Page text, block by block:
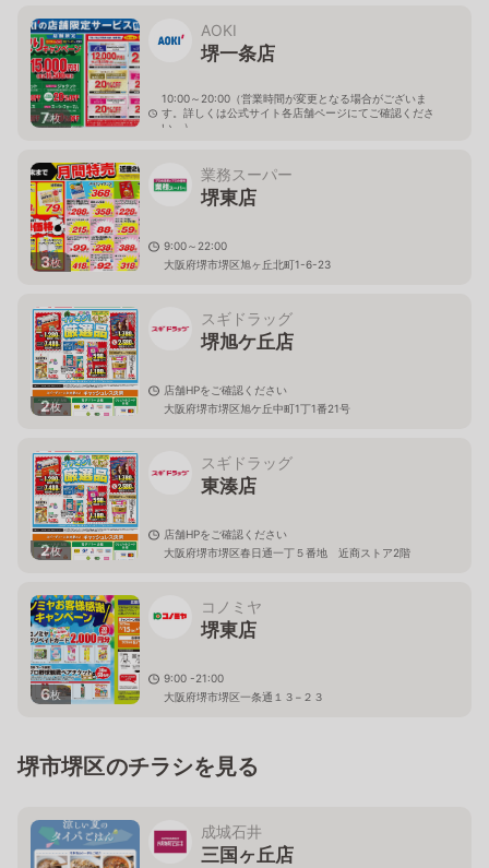
7枚
AOKI
堺一条店
10:00～20:00（営業時間が変更となる場合がございま
す。詳しくは公式サイト各店舗ページにてご確認くださ
い。）
3枚
業務スーパー
堺東店
9:00～22:00
大阪府堺市堺区旭ヶ丘北町1-6-23
2枚
スギドラッグ
堺旭ケ丘店
店舗HPをご確認ください
大阪府堺市堺区旭ケ丘中町1丁1番21号
2枚
スギドラッグ
東湊店
店舗HPをご確認ください
大阪府堺市堺区春日通一丁５番地 近商ストア2階
6枚
コノミヤ
堺東店
9:00 -21:00
大阪府堺市堺区一条通１３−２３
堺市堺区のチラシを見る
成城石井
三国ヶ丘店